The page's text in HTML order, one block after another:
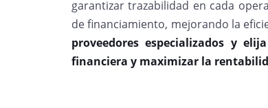
garantizar trazabilidad en cada
de financiamiento, mejorando la
proveedores especializados y
financiera y maximizar la